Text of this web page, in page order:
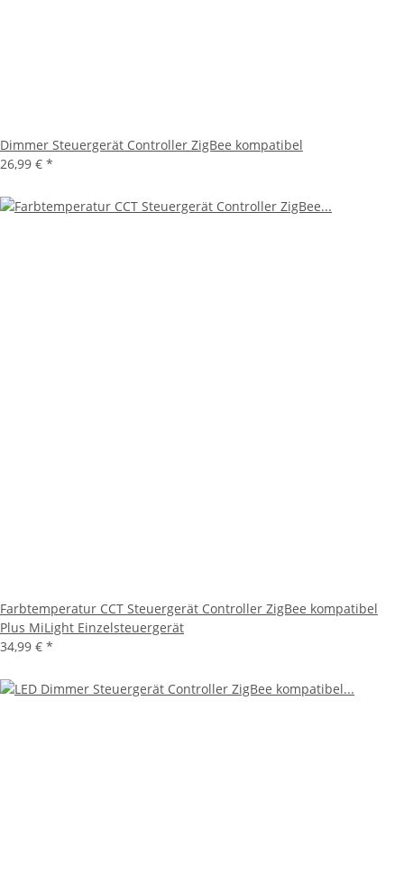
Dimmer Steuergerät Controller ZigBee kompatibel
26,99 € *
Farbtemperatur CCT Steuergerät Controller ZigBee kompatibel
Plus MiLight Einzelsteuergerät
34,99 € *